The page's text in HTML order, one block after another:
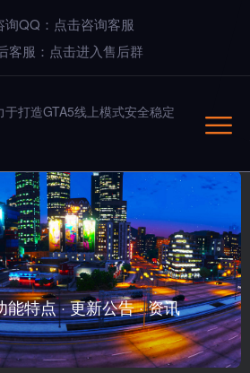
询QQ：点击咨询客服
客服：点击进入售后群
于打造GTA5线上模式安全稳定
特点 · 更新公告 · 资讯